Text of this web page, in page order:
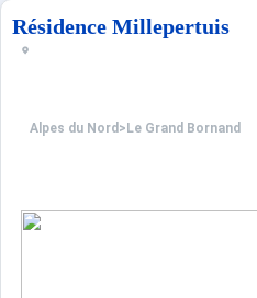
Résidence Millepertuis
Alpes du Nord > Le Grand Bornand